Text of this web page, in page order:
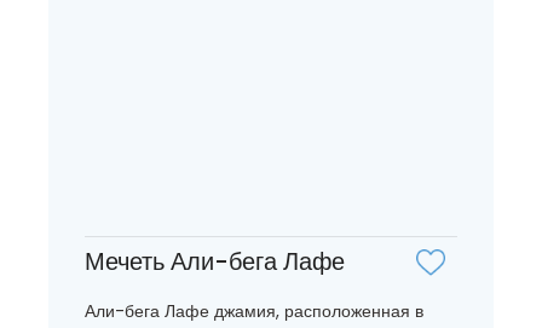
Мечеть Али-бега Лафе
Али-бега Лафе джамия, расположенная в